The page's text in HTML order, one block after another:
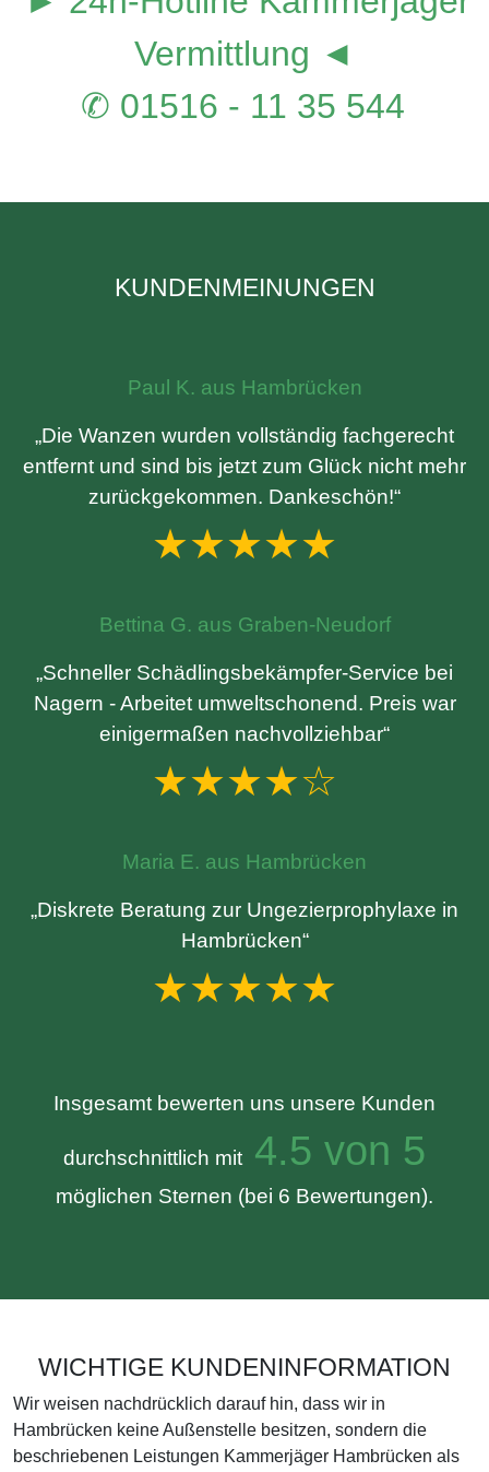
Vermittlung ◄
✆ 01516 - 11 35 544
KUNDENMEINUNGEN
Paul K. aus Hambrücken
„Die Wanzen wurden vollständig fachgerecht
entfernt und sind bis jetzt zum Glück nicht mehr
zurückgekommen. Dankeschön!“
★★★★★
Bettina G. aus Graben-Neudorf
„Schneller Schädlingsbekämpfer-Service bei
Nagern - Arbeitet umweltschonend. Preis war
einigermaßen nachvollziehbar“
★★★★☆
Maria E. aus Hambrücken
„Diskrete Beratung zur Ungezierprophylaxe in
Hambrücken“
★★★★★
Insgesamt bewerten uns unsere Kunden
durchschnittlich mit 4.5 von 5
möglichen Sternen (bei 6 Bewertungen).
WICHTIGE KUNDENINFORMATION
Wir weisen nachdrücklich darauf hin, dass wir in
Hambrücken keine Außenstelle besitzen, sondern die
beschriebenen Leistungen Kammerjäger Hambrücken als